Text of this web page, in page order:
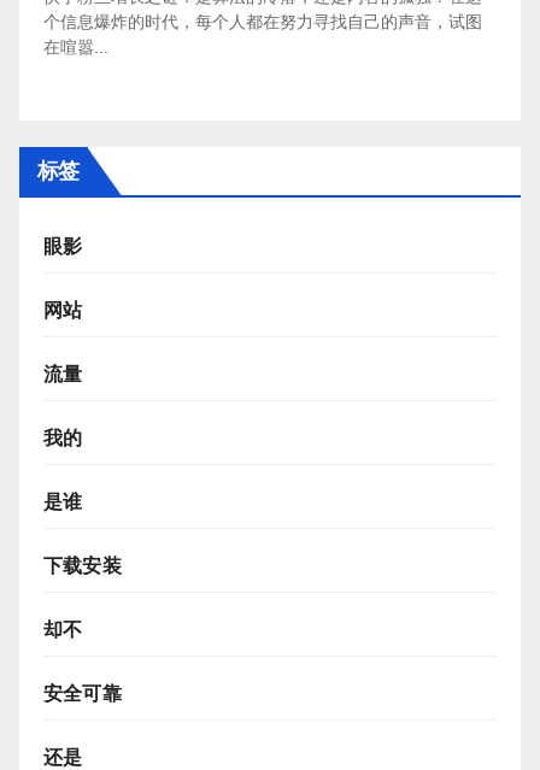
个信息爆炸的时代，每个人都在努力寻找自己的声音，试图
在喧嚣...
标签
眼影
网站
流量
我的
是谁
下载安装
却不
安全可靠
还是